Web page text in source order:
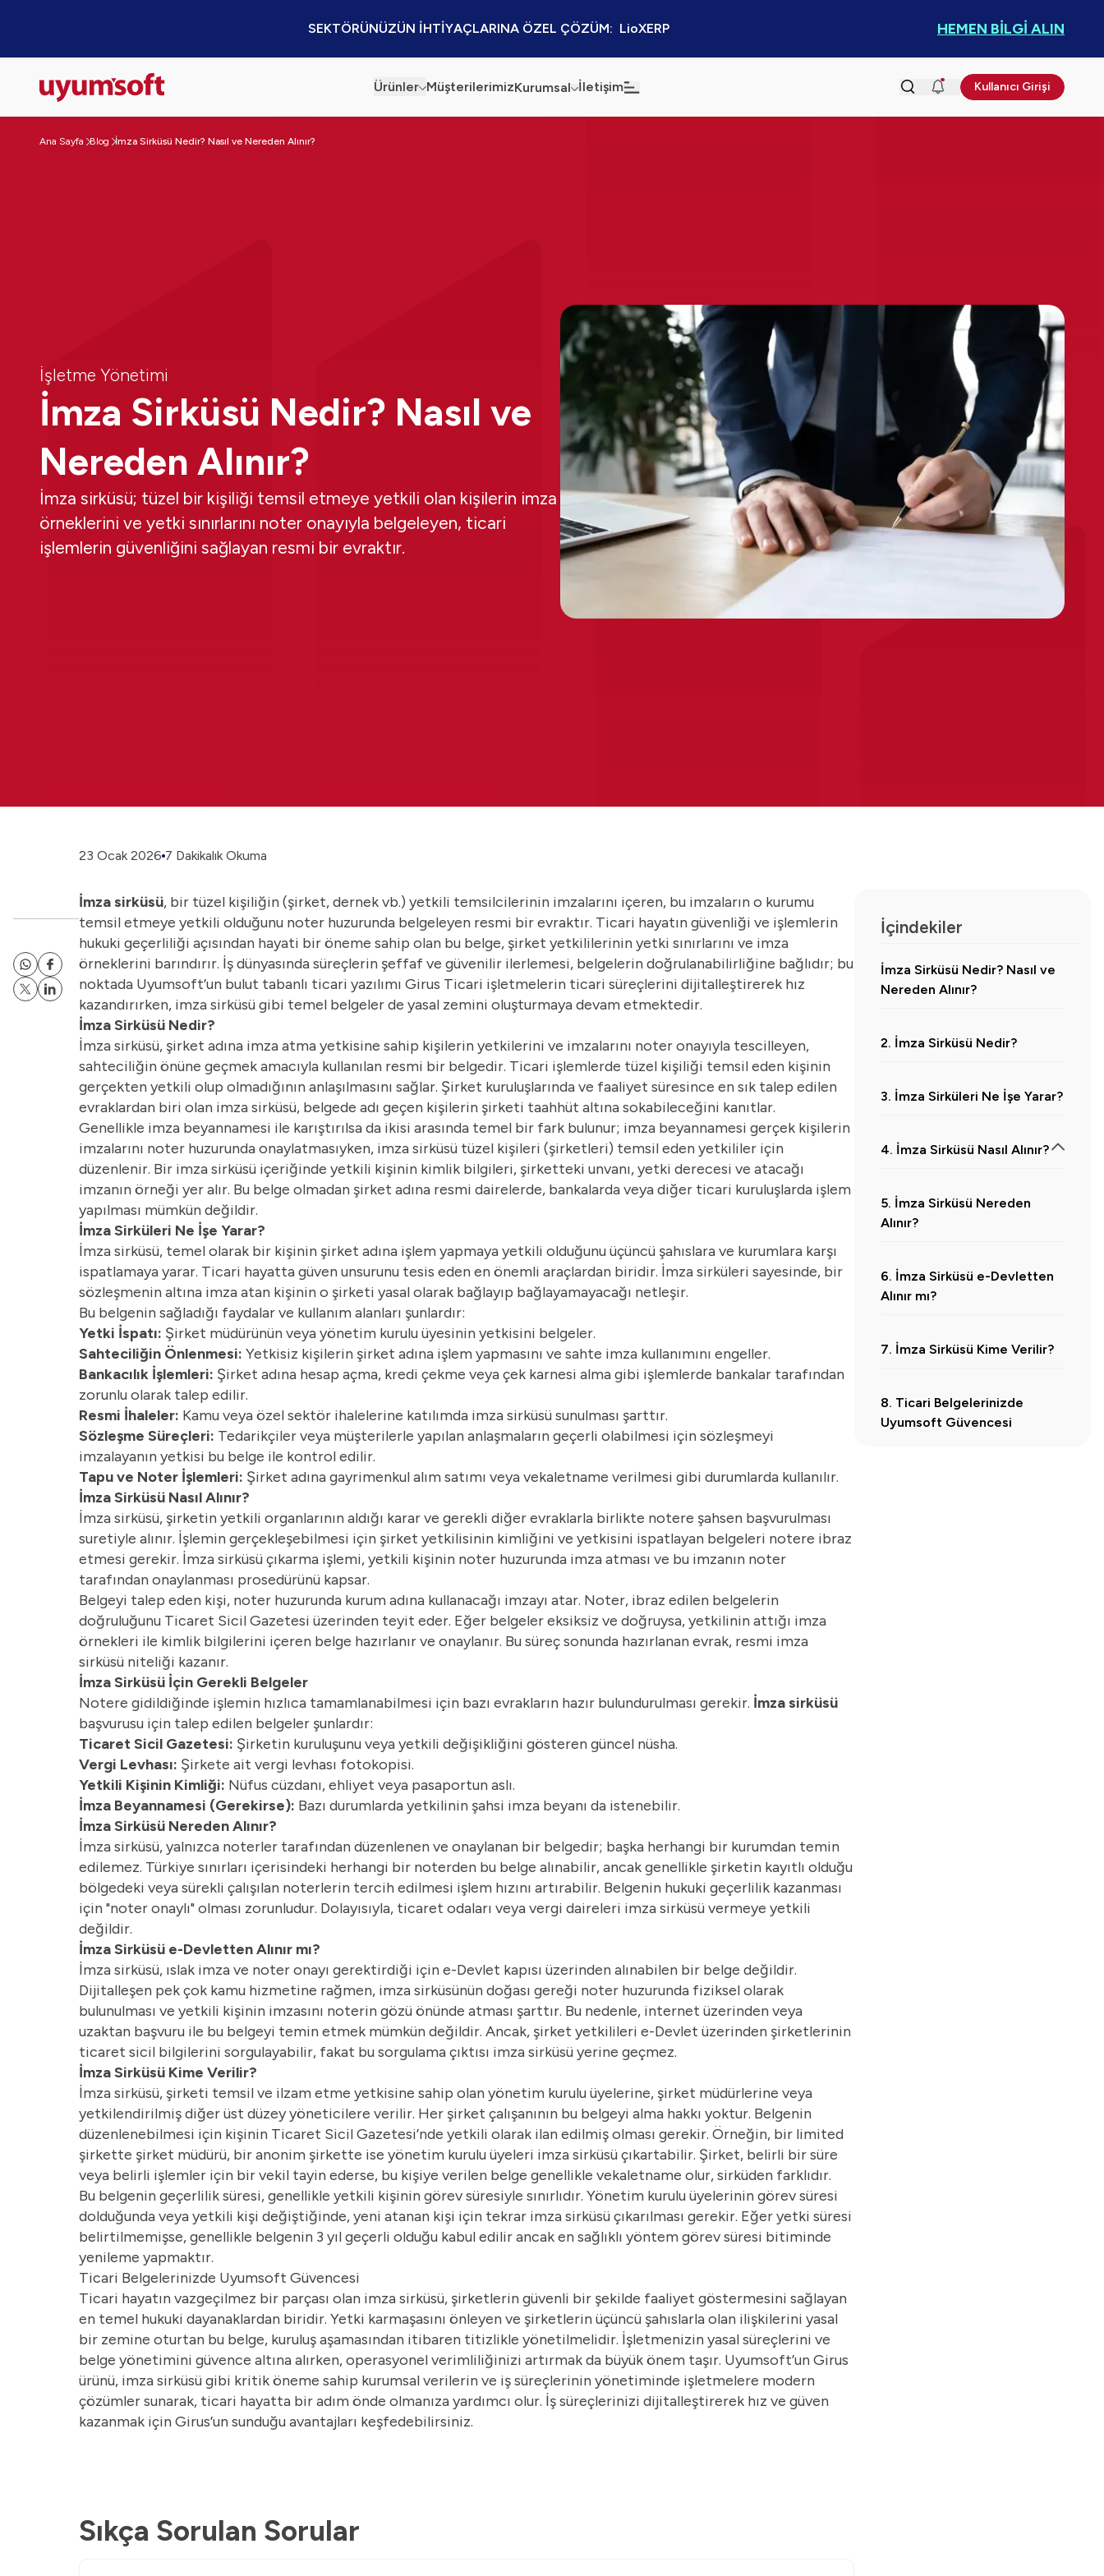
SEKTÖRÜNÜZÜN İHTİYAÇLARINA ÖZEL ÇÖZÜM:  LioXERP HEMEN BİLGİ ALIN
Ürünler MüşterilerimizKurumsal İletişim
İş Ortaklığı Platformu
Kullanıcı Girişi
Ana Sayfa Blog İmza Sirküsü Nedir? Nasıl ve Nereden Alınır?
İşletme Yönetimi
İmza Sirküsü Nedir? Nasıl ve
Nereden Alınır?
İmza sirküsü; tüzel bir kişiliği temsil etmeye yetkili olan kişilerin imza
örneklerini ve yetki sınırlarını noter onayıyla belgeleyen, ticari
işlemlerin güvenliğini sağlayan resmi bir evraktır.
23 Ocak 2026 7 Dakikalık Okuma
İmza sirküsü, bir tüzel kişiliğin (şirket, dernek vb.) yetkili temsilcilerinin imzalarını içeren, bu imzaların o kurumu
temsil etmeye yetkili olduğunu noter huzurunda belgeleyen resmi bir evraktır. Ticari hayatın güvenliği ve işlemlerin
hukuki geçerliliği açısından hayati bir öneme sahip olan bu belge, şirket yetkililerinin yetki sınırlarını ve imza
örneklerini barındırır. İş dünyasında süreçlerin şeffaf ve güvenilir ilerlemesi, belgelerin doğrulanabilirliğine bağlıdır; bu
noktada Uyumsoft’un bulut tabanlı ticari yazılımı Girus Ticari işletmelerin ticari süreçlerini dijitalleştirerek hız
kazandırırken, imza sirküsü gibi temel belgeler de yasal zemini oluşturmaya devam etmektedir.
İmza Sirküsü Nedir?
İmza sirküsü, şirket adına imza atma yetkisine sahip kişilerin yetkilerini ve imzalarını noter onayıyla tescilleyen,
sahteciliğin önüne geçmek amacıyla kullanılan resmi bir belgedir. Ticari işlemlerde tüzel kişiliği temsil eden kişinin
gerçekten yetkili olup olmadığının anlaşılmasını sağlar. Şirket kuruluşlarında ve faaliyet süresince en sık talep edilen
evraklardan biri olan imza sirküsü, belgede adı geçen kişilerin şirketi taahhüt altına sokabileceğini kanıtlar.
Genellikle imza beyannamesi ile karıştırılsa da ikisi arasında temel bir fark bulunur; imza beyannamesi gerçek kişilerin
imzalarını noter huzurunda onaylatmasıyken, imza sirküsü tüzel kişileri (şirketleri) temsil eden yetkililer için
düzenlenir. Bir imza sirküsü içeriğinde yetkili kişinin kimlik bilgileri, şirketteki unvanı, yetki derecesi ve atacağı
imzanın örneği yer alır. Bu belge olmadan şirket adına resmi dairelerde, bankalarda veya diğer ticari kuruluşlarda işlem
yapılması mümkün değildir.
İmza Sirküleri Ne İşe Yarar?
İmza sirküsü, temel olarak bir kişinin şirket adına işlem yapmaya yetkili olduğunu üçüncü şahıslara ve kurumlara karşı
ispatlamaya yarar. Ticari hayatta güven unsurunu tesis eden en önemli araçlardan biridir. İmza sirküleri sayesinde, bir
sözleşmenin altına imza atan kişinin o şirketi yasal olarak bağlayıp bağlayamayacağı netleşir.
Bu belgenin sağladığı faydalar ve kullanım alanları şunlardır:
Yetki İspatı: Şirket müdürünün veya yönetim kurulu üyesinin yetkisini belgeler.
Sahteciliğin Önlenmesi: Yetkisiz kişilerin şirket adına işlem yapmasını ve sahte imza kullanımını engeller.
Bankacılık İşlemleri: Şirket adına hesap açma, kredi çekme veya çek karnesi alma gibi işlemlerde bankalar tarafından
zorunlu olarak talep edilir.
Resmi İhaleler: Kamu veya özel sektör ihalelerine katılımda imza sirküsü sunulması şarttır.
Sözleşme Süreçleri: Tedarikçiler veya müşterilerle yapılan anlaşmaların geçerli olabilmesi için sözleşmeyi
imzalayanın yetkisi bu belge ile kontrol edilir.
Tapu ve Noter İşlemleri: Şirket adına gayrimenkul alım satımı veya vekaletname verilmesi gibi durumlarda kullanılır.
İmza Sirküsü Nasıl Alınır?
İmza sirküsü, şirketin yetkili organlarının aldığı karar ve gerekli diğer evraklarla birlikte notere şahsen başvurulması
suretiyle alınır. İşlemin gerçekleşebilmesi için şirket yetkilisinin kimliğini ve yetkisini ispatlayan belgeleri notere ibraz
etmesi gerekir. İmza sirküsü çıkarma işlemi, yetkili kişinin noter huzurunda imza atması ve bu imzanın noter
tarafından onaylanması prosedürünü kapsar.
Belgeyi talep eden kişi, noter huzurunda kurum adına kullanacağı imzayı atar. Noter, ibraz edilen belgelerin
doğruluğunu Ticaret Sicil Gazetesi üzerinden teyit eder. Eğer belgeler eksiksiz ve doğruysa, yetkilinin attığı imza
örnekleri ile kimlik bilgilerini içeren belge hazırlanır ve onaylanır. Bu süreç sonunda hazırlanan evrak, resmi imza
sirküsü niteliği kazanır.
İmza Sirküsü İçin Gerekli Belgeler
Notere gidildiğinde işlemin hızlıca tamamlanabilmesi için bazı evrakların hazır bulundurulması gerekir. İmza sirküsü
başvurusu için talep edilen belgeler şunlardır:
Ticaret Sicil Gazetesi: Şirketin kuruluşunu veya yetkili değişikliğini gösteren güncel nüsha.
Vergi Levhası: Şirkete ait vergi levhası fotokopisi.
Yetkili Kişinin Kimliği: Nüfus cüzdanı, ehliyet veya pasaportun aslı.
İmza Beyannamesi (Gerekirse): Bazı durumlarda yetkilinin şahsi imza beyanı da istenebilir.
İmza Sirküsü Nereden Alınır?
İmza sirküsü, yalnızca noterler tarafından düzenlenen ve onaylanan bir belgedir; başka herhangi bir kurumdan temin
edilemez. Türkiye sınırları içerisindeki herhangi bir noterden bu belge alınabilir, ancak genellikle şirketin kayıtlı olduğu
bölgedeki veya sürekli çalışılan noterlerin tercih edilmesi işlem hızını artırabilir. Belgenin hukuki geçerlilik kazanması
için "noter onaylı" olması zorunludur. Dolayısıyla, ticaret odaları veya vergi daireleri imza sirküsü vermeye yetkili
değildir.
İmza Sirküsü e-Devletten Alınır mı?
İmza sirküsü, ıslak imza ve noter onayı gerektirdiği için e-Devlet kapısı üzerinden alınabilen bir belge değildir.
Dijitalleşen pek çok kamu hizmetine rağmen, imza sirküsünün doğası gereği noter huzurunda fiziksel olarak
bulunulması ve yetkili kişinin imzasını noterin gözü önünde atması şarttır. Bu nedenle, internet üzerinden veya
uzaktan başvuru ile bu belgeyi temin etmek mümkün değildir. Ancak, şirket yetkilileri e-Devlet üzerinden şirketlerinin
ticaret sicil bilgilerini sorgulayabilir, fakat bu sorgulama çıktısı imza sirküsü yerine geçmez.
İmza Sirküsü Kime Verilir?
İmza sirküsü, şirketi temsil ve ilzam etme yetkisine sahip olan yönetim kurulu üyelerine, şirket müdürlerine veya
yetkilendirilmiş diğer üst düzey yöneticilere verilir. Her şirket çalışanının bu belgeyi alma hakkı yoktur. Belgenin
düzenlenebilmesi için kişinin Ticaret Sicil Gazetesi’nde yetkili olarak ilan edilmiş olması gerekir. Örneğin, bir limited
şirkette şirket müdürü, bir anonim şirkette ise yönetim kurulu üyeleri imza sirküsü çıkartabilir. Şirket, belirli bir süre
veya belirli işlemler için bir vekil tayin ederse, bu kişiye verilen belge genellikle vekaletname olur, sirküden farklıdır.
Bu belgenin geçerlilik süresi, genellikle yetkili kişinin görev süresiyle sınırlıdır. Yönetim kurulu üyelerinin görev süresi
dolduğunda veya yetkili kişi değiştiğinde, yeni atanan kişi için tekrar imza sirküsü çıkarılması gerekir. Eğer yetki süresi
belirtilmemişse, genellikle belgenin 3 yıl geçerli olduğu kabul edilir ancak en sağlıklı yöntem görev süresi bitiminde
yenileme yapmaktır.
Ticari Belgelerinizde Uyumsoft Güvencesi
Ticari hayatın vazgeçilmez bir parçası olan imza sirküsü, şirketlerin güvenli bir şekilde faaliyet göstermesini sağlayan
en temel hukuki dayanaklardan biridir. Yetki karmaşasını önleyen ve şirketlerin üçüncü şahıslarla olan ilişkilerini yasal
bir zemine oturtan bu belge, kuruluş aşamasından itibaren titizlikle yönetilmelidir. İşletmenizin yasal süreçlerini ve
belge yönetimini güvence altına alırken, operasyonel verimliliğinizi artırmak da büyük önem taşır. Uyumsoft’un Girus
ürünü, imza sirküsü gibi kritik öneme sahip kurumsal verilerin ve iş süreçlerinin yönetiminde işletmelere modern
çözümler sunarak, ticari hayatta bir adım önde olmanıza yardımcı olur. İş süreçlerinizi dijitalleştirerek hız ve güven
kazanmak için Girus’un sunduğu avantajları keşfedebilirsiniz.
Sıkça Sorulan Sorular
İçindekiler
İmza Sirküsü Nedir? Nasıl ve
Nereden Alınır?
2. İmza Sirküsü Nedir?
3. İmza Sirküleri Ne İşe Yarar?
4. İmza Sirküsü Nasıl Alınır?
5. İmza Sirküsü Nereden
Alınır?
6. İmza Sirküsü e-Devletten
Alınır mı?
7. İmza Sirküsü Kime Verilir?
8. Ticari Belgelerinizde
Uyumsoft Güvencesi